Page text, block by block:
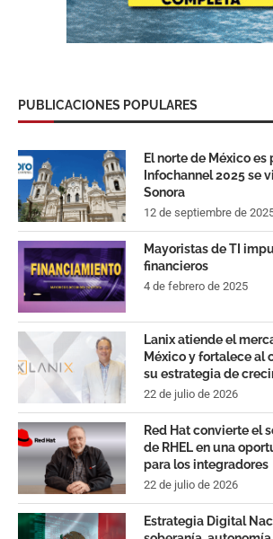
PUBLICACIONES POPULARES
El norte de México
Infochannel 2025 se
Sonora
12 de septiembre de
Mayoristas de TI
financieros
4 de febrero de 2025
Lanix atiende el
México y fortalece al
su estrategia de
22 de julio de 2026
Red Hat convierte el
de RHEL en una
para los integradores
22 de julio de 2026
Estrategia Digital